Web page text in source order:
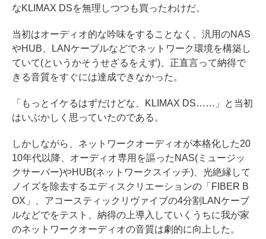
なKLIMAX DSを無理しつつも買ったわけだ。
当初はオーディオ的な吟味をすることなく、汎用のNAS
やHUB、LANケーブルなどでネットワーク環境を構築し
ていて(というかそうせざるをえず)、正直言って納得で
きる音質をすぐには達成できなかった。
「もっとイケるはずだけどな、KLIMAX DS……」と当初
はいぶかしく思っていたのである。
しかしながら、ネットワークオーディオが本格化した20
10年代以降、オーディオ専用を謳ったNAS(ミュージッ
クサーバー)やHUB(ネットワークスイッチ)、光絶縁して
ノイズを除去するエディスクリエーションの「FIBER B
OX」、アコースティックリヴァイブの4分割LANケーブ
ルなどでをテスト、納得の上導入していくうちに我が家
のネットワークオーディオの音質は劇的に向上した。